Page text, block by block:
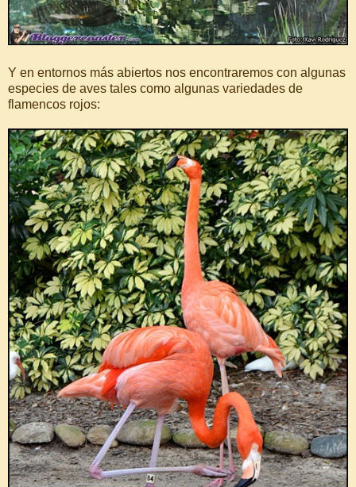
Y en entornos más abiertos nos encontraremos con algunas
especies de aves tales como algunas variedades de
flamencos rojos: